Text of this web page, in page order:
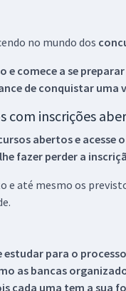
no mundo dos
e comece a se
de conquistar uma
com inscrições
abertos e acesse
fazer perder a
até mesmo os
para o
as bancas
uma tem a sua